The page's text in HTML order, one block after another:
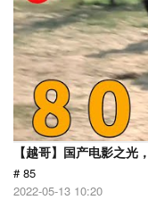
【越哥】国产电影之光
# 85
2022-05-13 10:20